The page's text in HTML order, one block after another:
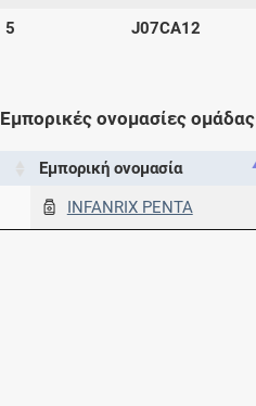
5 J07CA12
Εμπορικές ονομασίες ομάδας
Εμπορική ονομασία
INFANRIX PENTA